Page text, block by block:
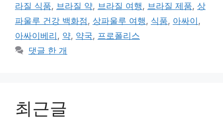
라질 식품, 브라질 약, 브라질 여행 , 브라질 제품, 상
파울루 건강 백화점 , 상파울루 여행 , 식품, 아싸이 ,
아싸이베리 , 약, 약국, 프로폴리스
댓글 한 개
최근글